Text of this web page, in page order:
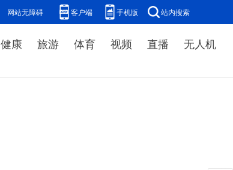
网站无障碍 客户端 手机版 站内搜索
健康 旅游 体育 视频 直播 无人机